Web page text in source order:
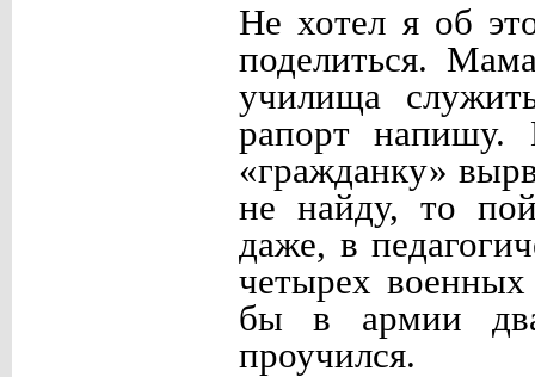
Не хотел я об
поделиться.
училища
рапорт напишу.
«гражданку»
не найду, то
даже, в
четырех
бы в армии
проучился.